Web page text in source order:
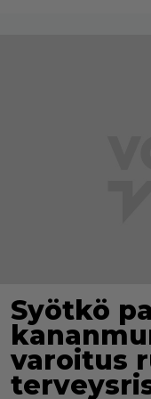
Syötkö
varoitus